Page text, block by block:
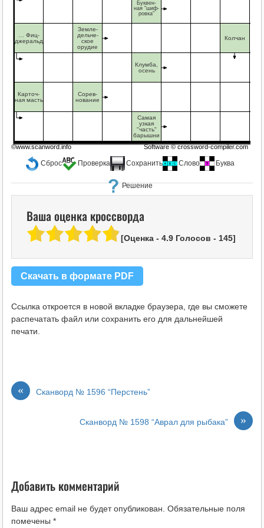
Сброс Проверка Сохранить Слово Буква
Решение
Буквен-
ная "шиф-
ровка"
… Фиц-
джеральд
Земле-
дельче-
ское
орудие
Колчан
Клумба,
осень
Карточ-
ная масть
Сорев-
нование
Самая
узкая
"часть"
барышни
©www.scanword.info Software ©crossword-compiler.com
Ваша оценка кроссворда
[Оценка - 4.9Голосов - 145]
Скачать в формате PDF
Ссылка откроется в новой вкладке браузера, где вы сможете
распечатать файл или сохранить его для дальнейшей
печати.
« Сканворд № 1596 “Перстень”
»
Сканворд № 1598 “Аврал для рыбака”
Добавить комментарий
Ваш адрес email не будет опубликован. Обязательные поля
помечены *